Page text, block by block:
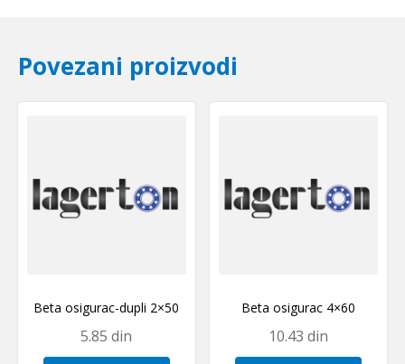
Povezani proizvodi
Beta osigurac-dupli 2×50
5.85din
Beta osigurac 4×60
10.43din